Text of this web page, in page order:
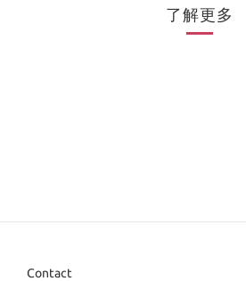
了解更多
Contact